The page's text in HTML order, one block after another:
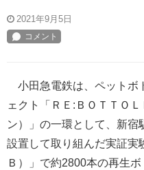
2021年9月5日
小田急電鉄は、ペットボ
ェクト「ＲＥ:ＢＯＴＴＯ
ン）」の一環として、新宿
設置して取り組んだ実証実
Ｂ）」で約2800本の再生